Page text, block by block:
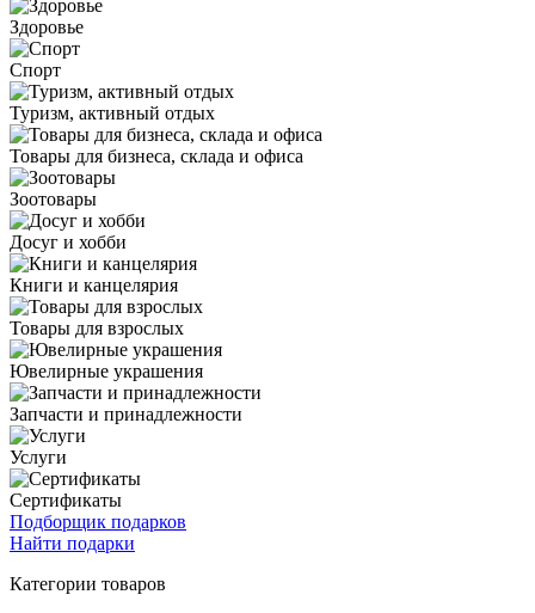
Здоровье
Спорт
Туризм, активный отдых
Товары для бизнеса, склада и офиса
Зоотовары
Досуг и хобби
Книги и канцелярия
Товары для взрослых
Ювелирные украшения
Запчасти и принадлежности
Услуги
Сертификаты
Подборщик подарков
Найти подарки
Категории товаров